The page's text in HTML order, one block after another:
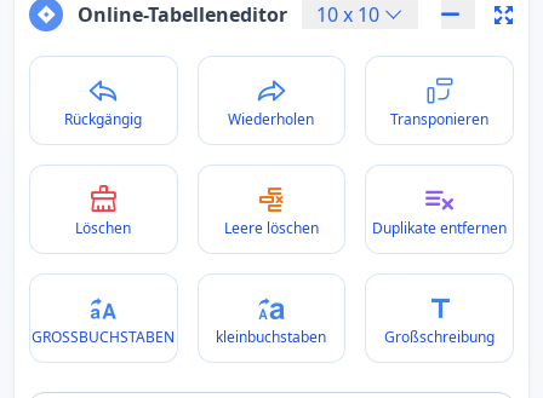
Online-Tabelleneditor 10x 10
Rückgängig Wiederholen Transponieren
Löschen Leere löschen Duplikate entfernen
GROSSBUCHSTABEN kleinbuchstaben Großschreibung